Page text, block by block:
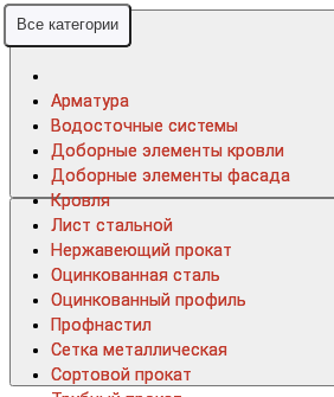
Все категории
Арматура
Водосточные системы
Доборные элементы кровли
Доборные элементы фасада
Кровля
Лист стальной
Нержавеющий прокат
Оцинкованная сталь
Оцинкованный профиль
Профнастил
Сетка металлическая
Сортовой прокат
Все категории
Арматура
Водосточные системы
Доборные элементы кровли
Доборные элементы фасада
Кровля
Лист стальной
Нержавеющий прокат
Оцинкованная сталь
Оцинкованный профиль
Профнастил
Сетка металлическая
Сортовой прокат